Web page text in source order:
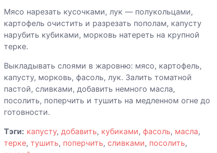
галетами
Говядина с
кабачками
Говядина с
вешенками,
маринованная в
пиве
Говяжьи
ребрышки с
Мясо нарезать кусочками, лук — полукольцами,
картофель очистить и разрезать пополам, капусту
нарубить кубиками, морковь натереть на крупной
терке.
Выкладывать слоями в жаровню: мясо, картофель,
капусту, морковь, фасоль, лук. Залить томатной
пастой, сливками, добавить немного масла,
посолить, поперчить и тушить на медленном огне до
готовности.
Тэги: капусту, добавить, кубиками, фасоль, масла,
терке, тушить, поперчить, сливками, посолить,